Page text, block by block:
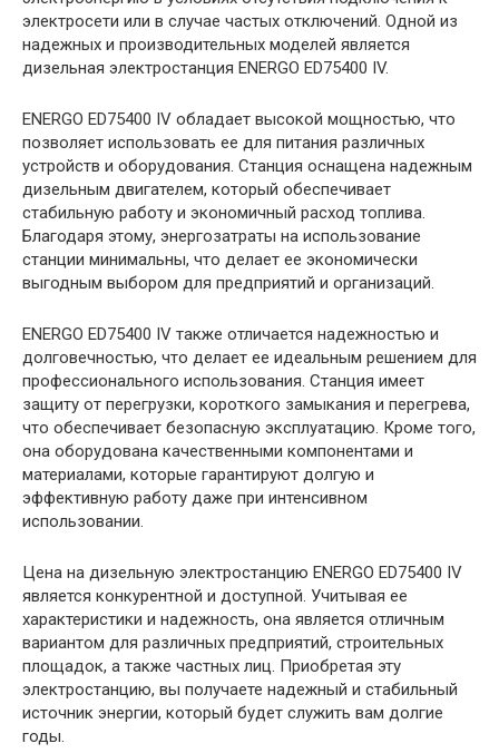
электросети или в случае частых отключений. Одной из
надежных и производительных моделей является
дизельная электростанция ENERGO ED75400 IV.
ENERGO ED75400 IV обладает высокой мощностью, что
позволяет использовать ее для питания различных
устройств и оборудования. Станция оснащена надежным
дизельным двигателем, который обеспечивает
стабильную работу и экономичный расход топлива.
Благодаря этому, энергозатраты на использование
станции минимальны, что делает ее экономически
выгодным выбором для предприятий и организаций.
ENERGO ED75400 IV также отличается надежностью и
долговечностью, что делает ее идеальным решением для
профессионального использования. Станция имеет
защиту от перегрузки, короткого замыкания и перегрева,
что обеспечивает безопасную эксплуатацию. Кроме того,
она оборудована качественными компонентами и
материалами, которые гарантируют долгую и
эффективную работу даже при интенсивном
использовании.
Цена на дизельную электростанцию ENERGO ED75400 IV
является конкурентной и доступной. Учитывая ее
характеристики и надежность, она является отличным
вариантом для различных предприятий, строительных
площадок, а также частных лиц. Приобретая эту
электростанцию, вы получаете надежный и стабильный
источник энергии, который будет служить вам долгие
годы.